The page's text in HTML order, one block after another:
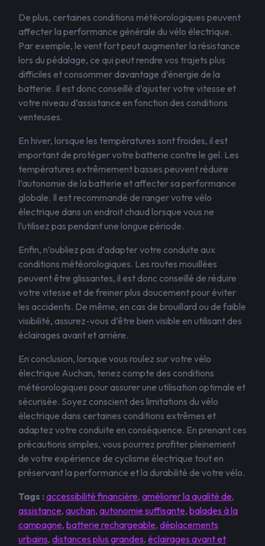
De plus, certaines conditions météorologiques peuvent
affecter la performance générale du vélo électrique.
Par exemple, le vent fort peut augmenter la résistance
lors du pédalage, ce qui peut rendre vos trajets plus
difficiles et consommer davantage d’énergie de la
batterie. Il est donc conseillé d’ajuster votre vitesse et
votre niveau d’assistance en fonction des conditions
venteuses.
En hiver, lorsque les températures sont froides, il est
important de protéger votre batterie contre le gel. Les
températures extrêmement basses peuvent réduire
l’autonomie de la batterie et affecter sa performance
globale. Il est recommandé de ranger votre vélo
électrique dans un endroit chaud lorsque vous ne
l’utilisez pas pendant une longue période.
Enfin, n’oubliez pas d’adapter votre conduite aux
conditions météorologiques. Les routes mouillées
peuvent être glissantes, il est donc conseillé de réduire
votre vitesse et de freiner plus doucement pour éviter
les accidents. De même, en cas de brouillard ou de faible
visibilité, assurez-vous d’être bien visible en utilisant des
éclairages avant et arrière.
En conclusion, lorsque vous roulez sur votre vélo
électrique Auchan, tenez compte des conditions
météorologiques pour assurer une utilisation optimale et
sécurisée. Soyez conscient des limitations du vélo
électrique dans certaines conditions extrêmes et
adaptez votre conduite en conséquence. En prenant ces
précautions simples, vous pourrez profiter pleinement
de votre expérience de cyclisme électrique tout en
préservant la performance et la durabilité de votre vélo.
Tags :accessibilité financière, améliorer la qualité de,
assistance, auchan, autonomie suffisante, balades à la
campagne, batterie rechargeable, déplacements
urbains, distances plus grandes, éclairages avant et